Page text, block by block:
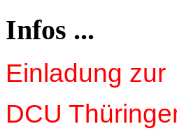
Infos ...
Einladung zur
DCU